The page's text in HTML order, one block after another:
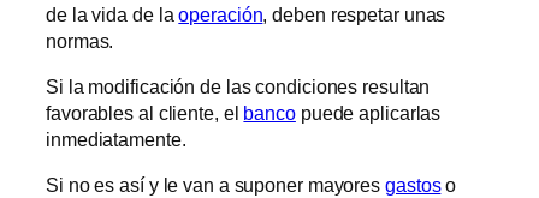
de la vida de laoperación, deben respetar unas
normas.
Si la modificación de las condiciones resultan
favorables al cliente, el bancopuede aplicarlas
inmediatamente.
Si no es así y le van a suponer mayores gastoso